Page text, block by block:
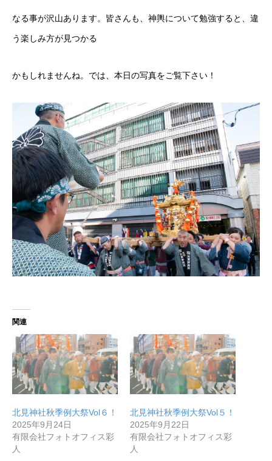
なる事が沢山あります。皆さんも、神輿について勉強すると、違
う楽しみ方が見つかる
かもしれませんね。では、本日の写真をご覧下さい！
関連
北見神社秋季例大祭Vol６！
2025年9月24日
有限会社フォトオフィス彩
人
北見神社秋季例大祭Vol５！
2025年9月22日
有限会社フォトオフィス彩
人